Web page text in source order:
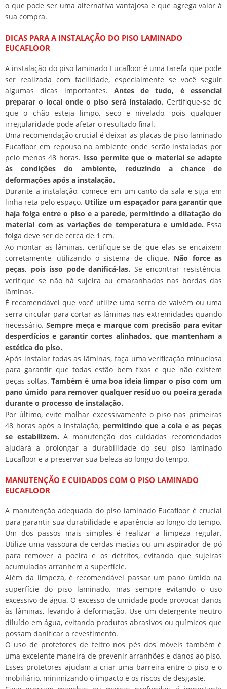
o que pode ser uma alternativa vantajosa e que agrega valor à
sua compra.
DICAS PARA A INSTALAÇÃO DO PISO LAMINADO
EUCAFLOOR
A instalação do piso laminado Eucafloor é uma tarefa que pode
ser realizada com facilidade, especialmente se você seguir
algumas dicas importantes. Antes de tudo, é essencial
preparar o local onde o piso será instalado. Certifique-se de
que o chão esteja limpo, seco e nivelado, pois qualquer
irregularidade pode afetar o resultado final.
Uma recomendação crucial é deixar as placas de piso laminado
Eucafloor em repouso no ambiente onde serão instaladas por
pelo menos 48 horas. Isso permite que o material se adapte
às condições do ambiente, reduzindo a chance de
deformações após a instalação.
Durante a instalação, comece em um canto da sala e siga em
linha reta pelo espaço. Utilize um espaçador para garantir que
haja folga entre o piso e a parede, permitindo a dilatação do
material com as variações de temperatura e umidade. Essa
folga deve ser de cerca de 1 cm.
Ao montar as lâminas, certifique-se de que elas se encaixem
corretamente, utilizando o sistema de clique. Não force as
peças, pois isso pode danificá-las. Se encontrar resistência,
verifique se não há sujeira ou emaranhados nas bordas das
lâminas.
É recomendável que você utilize uma serra de vaivém ou uma
serra circular para cortar as lâminas nas extremidades quando
necessário. Sempre meça e marque com precisão para evitar
desperdícios e garantir cortes alinhados, que mantenham a
estética do piso.
Após instalar todas as lâminas, faça uma verificação minuciosa
para garantir que todas estão bem fixas e que não existem
peças soltas. Também é uma boa ideia limpar o piso com um
pano úmido para remover qualquer resíduo ou poeira gerada
durante o processo de instalação.
Por último, evite molhar excessivamente o piso nas primeiras
48 horas após a instalação, permitindo que a cola e as peças
se estabilizem. A manutenção dos cuidados recomendados
ajudará a prolongar a durabilidade do seu piso laminado
Eucafloor e a preservar sua beleza ao longo do tempo.
MANUTENÇÃO E CUIDADOS COM O PISO LAMINADO
EUCAFLOOR
A manutenção adequada do piso laminado Eucafloor é crucial
para garantir sua durabilidade e aparência ao longo do tempo.
Um dos passos mais simples é realizar a limpeza regular.
Utilize uma vassoura de cerdas macias ou um aspirador de pó
para remover a poeira e os detritos, evitando que sujeiras
acumuladas arranhem a superfície.
Além da limpeza, é recomendável passar um pano úmido na
superfície do piso laminado, mas sempre evitando o uso
excessivo de água. O excesso de umidade pode provocar danos
às lâminas, levando à deformação. Use um detergente neutro
diluído em água, evitando produtos abrasivos ou químicos que
possam danificar o revestimento.
O uso de protetores de feltro nos pés dos móveis também é
uma excelente maneira de prevenir arranhões e danos ao piso.
Esses protetores ajudam a criar uma barreira entre o piso e o
mobiliário, minimizando o impacto e os riscos de desgaste.